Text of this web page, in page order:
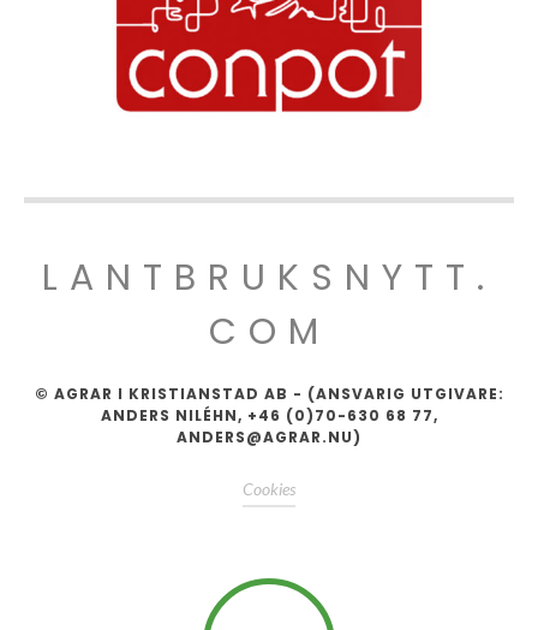
LANTBRUKSNYTT.
COM
© AGRAR I KRISTIANSTAD AB - (ANSVARIG UTGIVARE:
ANDERS NILÉHN, +46 (0)70-630 68 77,
ANDERS@AGRAR.NU)
Cookies